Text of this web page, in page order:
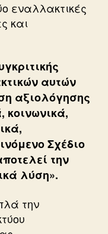
εναλλακτικές
και
αυτών
αξιολόγησης
κοινωνικά,
Σχέδιο
την
λύση».
την